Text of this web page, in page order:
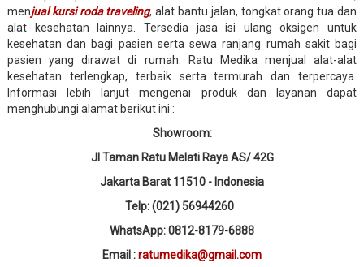
menjual kursi roda traveling, alat bantu jalan, tongkat orang tua dan
alat kesehatan lainnya. Tersedia jasa isi ulang oksigen untuk
kesehatan dan bagi pasien serta sewa ranjang rumah sakit bagi
pasien yang dirawat di rumah. Ratu Medika menjual alat-alat
kesehatan terlengkap, terbaik serta termurah dan terpercaya.
Informasi lebih lanjut mengenai produk dan layanan dapat
menghubungi alamat berikut ini :
Showroom:
Jl Taman Ratu Melati Raya AS/ 42G
Jakarta Barat 11510 - Indonesia
Telp: (021) 56944260
WhatsApp: 0812-8179-6888
Email :ratumedika@gmail.com